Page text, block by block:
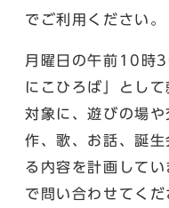
でご利用ください。
月曜日の午前10時
にこひろば」とし
対象に、遊びの場
作、歌、お話、誕
る内容を計画して
で問い合わせてくだ